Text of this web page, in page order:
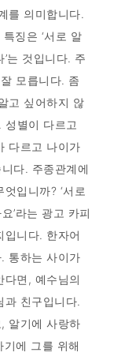
를 의미합니다.
징은 ‘서로 알
는 것입니다. 주
모릅니다. 좀
고 싶어하지 않
성별이 다르고
다르고 나이가
다. 주종관계에
입니까? ‘서로
’라는 광고 카피
입니다. 한자어
통하는 사이가
다면, 예수님의
과 친구입니다.
알기에 사랑하
에 그를 위해